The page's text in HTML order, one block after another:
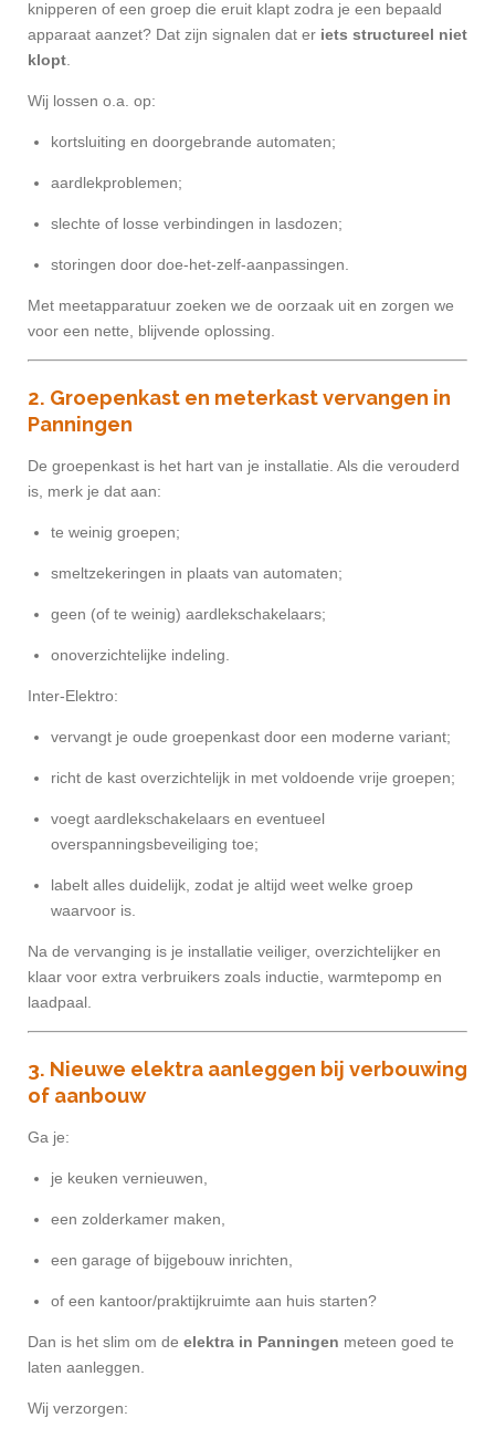
knipperen of een groep die eruit klapt zodra je een bepaald
apparaat aanzet? Dat zijn signalen dat er iets structureel niet
klopt.
Wij lossen o.a. op:
kortsluiting en doorgebrande automaten;
aardlekproblemen;
slechte of losse verbindingen in lasdozen;
storingen door doe-het-zelf-aanpassingen.
Met meetapparatuur zoeken we de oorzaak uit en zorgen we
voor een nette, blijvende oplossing.
2. Groepenkast en meterkast vervangen in
Panningen
De groepenkast is het hart van je installatie. Als die verouderd
is, merk je dat aan:
te weinig groepen;
smeltzekeringen in plaats van automaten;
geen (of te weinig) aardlekschakelaars;
onoverzichtelijke indeling.
Inter-Elektro:
vervangt je oude groepenkast door een moderne variant;
richt de kast overzichtelijk in met voldoende vrije groepen;
voegt aardlekschakelaars en eventueel
overspanningsbeveiliging toe;
labelt alles duidelijk, zodat je altijd weet welke groep
waarvoor is.
Na de vervanging is je installatie veiliger, overzichtelijker en
klaar voor extra verbruikers zoals inductie, warmtepomp en
laadpaal.
3. Nieuwe elektra aanleggen bij verbouwing
of aanbouw
Ga je:
je keuken vernieuwen,
een zolderkamer maken,
een garage of bijgebouw inrichten,
of een kantoor/praktijkruimte aan huis starten?
Dan is het slim om de elektra in Panningen meteen goed te
laten aanleggen.
Wij verzorgen: